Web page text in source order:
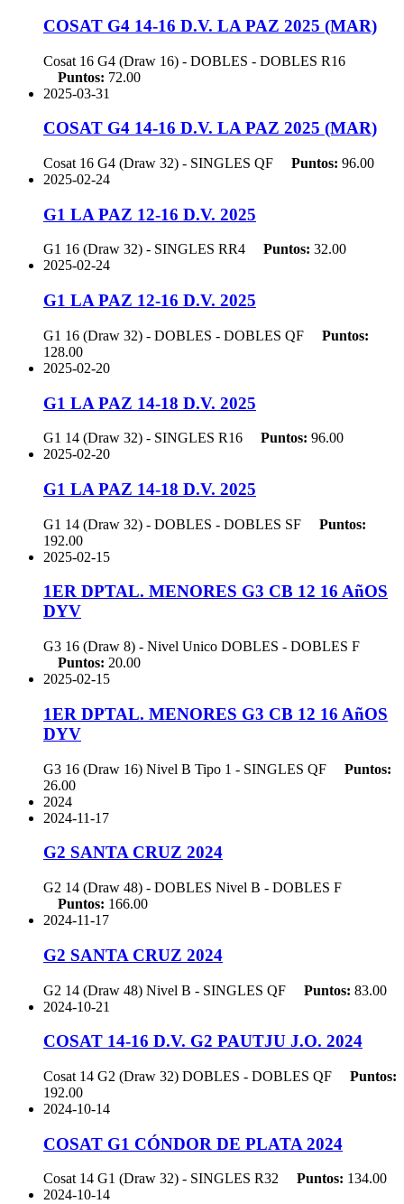
COSAT G4 14-16 D.V. LA PAZ 2025 (MAR)
Cosat 16 G4 (Draw 16) - DOBLES - DOBLES R16
Puntos: 72.00
2025-03-31
COSAT G4 14-16 D.V. LA PAZ 2025 (MAR)
Cosat 16 G4 (Draw 32) - SINGLES QF Puntos: 96.00
2025-02-24
G1 LA PAZ 12-16 D.V. 2025
G1 16 (Draw 32) - SINGLES RR4 Puntos: 32.00
2025-02-24
G1 LA PAZ 12-16 D.V. 2025
G1 16 (Draw 32) - DOBLES - DOBLES QF
Puntos:
128.00
2025-02-20
G1 LA PAZ 14-18 D.V. 2025
G1 14 (Draw 32) - SINGLES R16 Puntos: 96.00
2025-02-20
G1 LA PAZ 14-18 D.V. 2025
G1 14 (Draw 32) - DOBLES - DOBLES SF
Puntos:
192.00
2025-02-15
1ER DPTAL. MENORES G3 CB 12 16 AñOS
DYV
G3 16 (Draw 8) - Nivel Unico DOBLES - DOBLES F
Puntos: 20.00
2025-02-15
1ER DPTAL. MENORES G3 CB 12 16 AñOS
DYV
G3 16 (Draw 16) Nivel B Tipo 1 - SINGLES QF
Puntos:
26.00
2024
2024-11-17
G2 SANTA CRUZ 2024
G2 14 (Draw 48) - DOBLES Nivel B - DOBLES F
Puntos: 166.00
2024-11-17
G2 SANTA CRUZ 2024
G2 14 (Draw 48) Nivel B - SINGLES QF Puntos: 83.00
2024-10-21
COSAT 14-16 D.V. G2 PAUTJU J.O. 2024
Cosat 14 G2 (Draw 32) DOBLES - DOBLES QF
Puntos:
192.00
2024-10-14
COSAT G1 CÓNDOR DE PLATA 2024
Cosat 14 G1 (Draw 32) - SINGLES R32 Puntos: 134.00
2024-10-14